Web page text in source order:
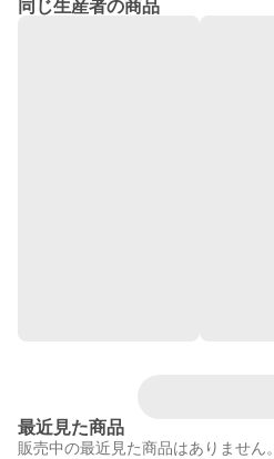
同じ生産者の商品
最近見た商品
販売中の最近見た商品はありません。